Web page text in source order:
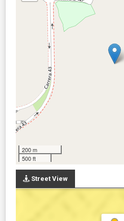
200 m
500 ft
Street View